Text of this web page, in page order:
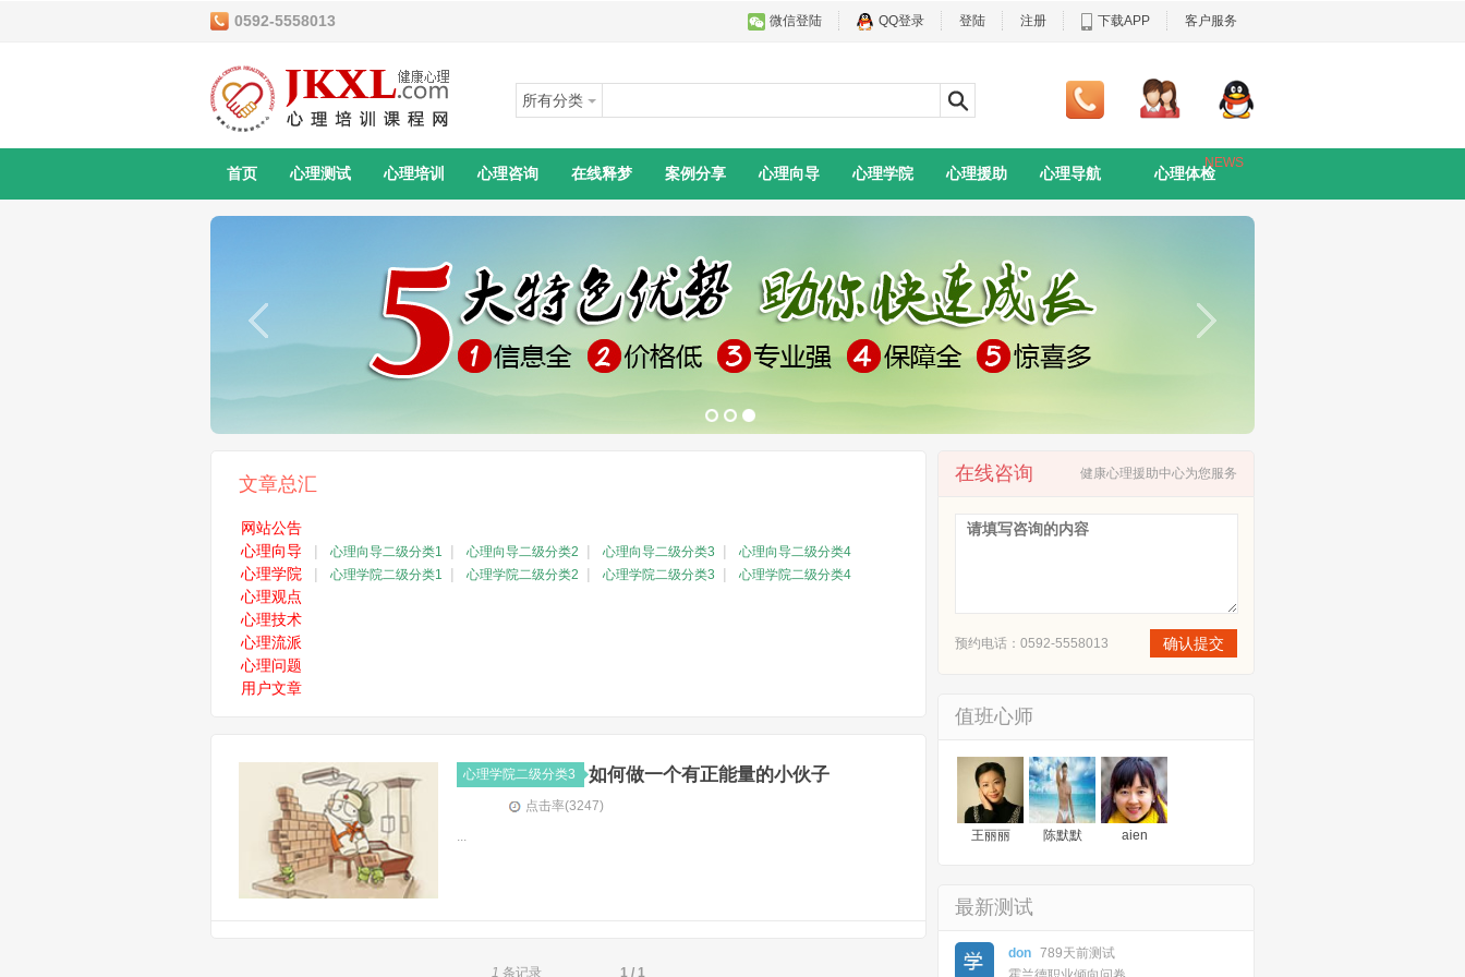
0592-5558013 微信登陆 QQ登录 登陆 注册 下载APP 客户服务
所有分类
首页 心理测试 心理培训 心理咨询 在线释梦 案例分享 心理向导 心理学院 心理援助 心理导航 心理体检
NEWS
文章总汇
网站公告
心理向导
| 心理向导二级分类1 | 心理向导二级分类2 | 心理向导二级分类3 | 心理向导二级分类4
心理学院 | 心理学院二级分类1 | 心理学院二级分类2 | 心理学院二级分类3 | 心理学院二级分类4
心理观点
心理技术
心理流派
心理问题
用户文章
心理学院二级分类3 如何做一个有正能量的小伙子
点击率(3247)
...
1 条记录 1 / 1
在线咨询 健康心理援助中心为您服务
预约电话：0592-5558013
值班心师
王丽丽 陈默默 aien
最新测试
don 789天前测试